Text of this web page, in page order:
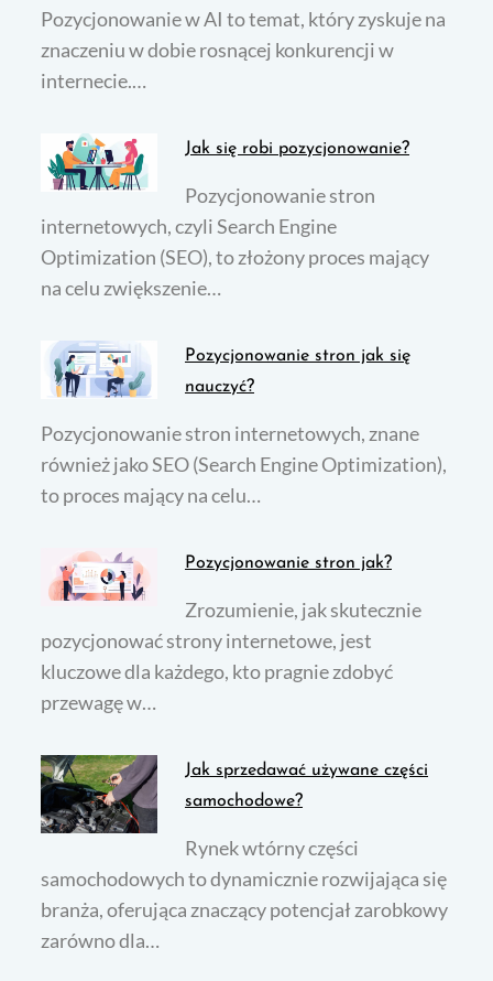
Pozycjonowanie w AI to temat, który zyskuje na
znaczeniu w dobie rosnącej konkurencji w
internecie.…
Jak się robi pozycjonowanie?
Pozycjonowanie stron
internetowych, czyli Search Engine
Optimization (SEO), to złożony proces mający
na celu zwiększenie…
Pozycjonowanie stron jak się
nauczyć?
Pozycjonowanie stron internetowych, znane
również jako SEO (Search Engine Optimization),
to proces mający na celu…
Pozycjonowanie stron jak?
Zrozumienie, jak skutecznie
pozycjonować strony internetowe, jest
kluczowe dla każdego, kto pragnie zdobyć
przewagę w…
Jak sprzedawać używane części
samochodowe?
Rynek wtórny części
samochodowych to dynamicznie rozwijająca się
branża, oferująca znaczący potencjał zarobkowy
zarówno dla…